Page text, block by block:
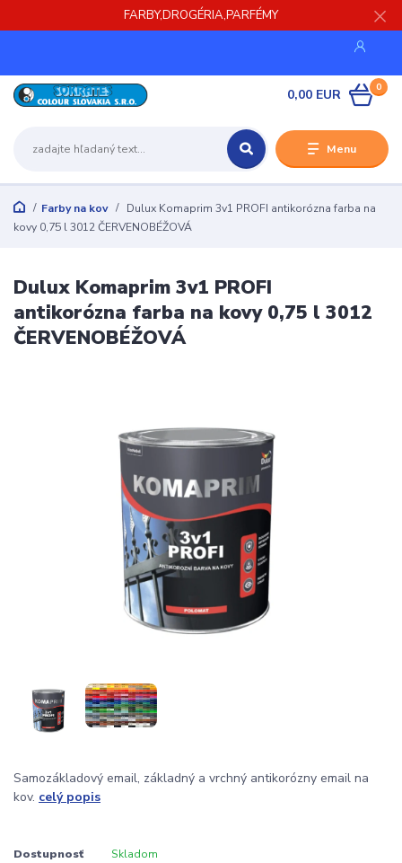
FARBY,DROGÉRIA,PARFÉMY
Menu
0
0,00 EUR
Farby na kov
Dulux Komaprim 3v1 PROFI antikorózna farba na
kovy 0,75 l 3012 ČERVENOBÉŽOVÁ
Dulux Komaprim 3v1 PROFI
antikorózna farba na kovy 0,75 l 3012
ČERVENOBÉŽOVÁ
Samozákladový email, základný a vrchný antikorózny email na
kov. celý popis
Dostupnosť Skladom